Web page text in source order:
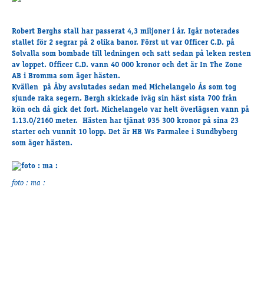
Travkonferens
Exponering & värdskap
Aktiviteter
Hört och hänt
Tävling
Träning och provlopp
Aktiva
Robert Berghs stall har passerat 4,3 miljoner i år. Igår noterades
stallet för 2 segrar på 2 olika banor. Först ut var Officer C.D. på
Solvalla som bombade till ledningen och satt sedan på leken resten
av loppet. Officer C.D. vann 40 000 kronor och det är In The Zone
AB i Bromma som äger hästen.
Kvällen på Åby avslutades sedan med Michelangelo Ås som tog
sjunde raka segern. Bergh skickade iväg sin häst sista 700 från
kön och då gick det fort. Michelangelo var helt överlägsen vann på
1.13.0/2160 meter. Hästen har tjänat 935 300 kronor på sina 23
starter och vunnit 10 lopp. Det är HB Ws Parmalee i Sundbyberg
som äger hästen.
foto : ma :